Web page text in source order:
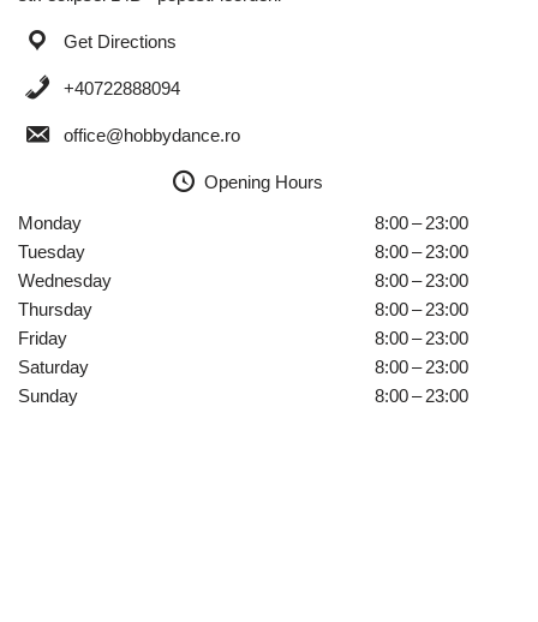
Get Directions
+40722888094
office@hobbydance.ro
Opening Hours
Monday
8:00 – 23:00
Tuesday
8:00 – 23:00
Wednesday
8:00 – 23:00
Thursday
8:00 – 23:00
Friday
8:00 – 23:00
Saturday
8:00 – 23:00
Sunday
8:00 – 23:00